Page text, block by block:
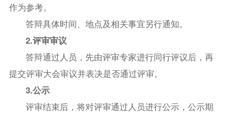
作为参考。
答辩具体时间、地点及相关事宜另行通知。
2.评审审议
答辩通过人员，先由评审专家进行同行评议后，再
提交评审大会审议并表决是否通过评审。
3.公示
评审结束后，将对评审通过人员进行公示，公示期